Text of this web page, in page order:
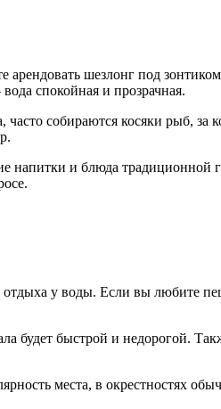
арендовать шезлонг под
спокойная и прозрачная.
собираются косяки рыб, за
напитки и блюда традиционной
у воды. Если вы любите
будет быстрой и недорогой.
места, в окрестностях